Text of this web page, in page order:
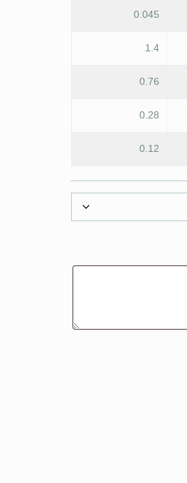
0.045
1.4
0.76
0.28
0.12